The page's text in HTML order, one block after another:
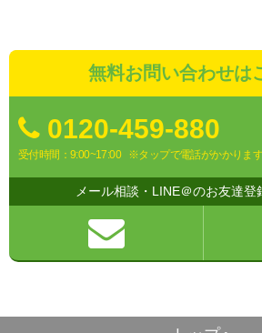
無料お問い合わせは
0120-459-880
受付時間：9:00~17:00 ※タップで電話がかかります
メール相談・LINE＠のお友達登